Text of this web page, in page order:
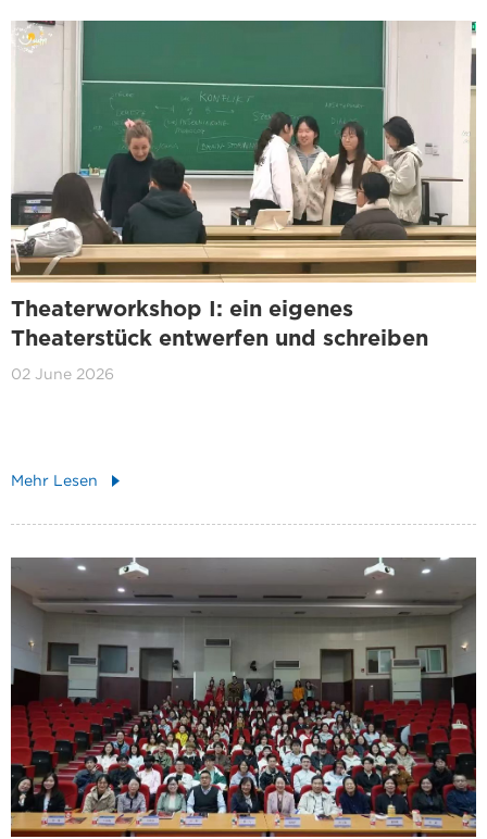
Theaterworkshop I: ein eigenes
Theaterstück entwerfen und schreiben
02 June 2026
Mehr Lesen